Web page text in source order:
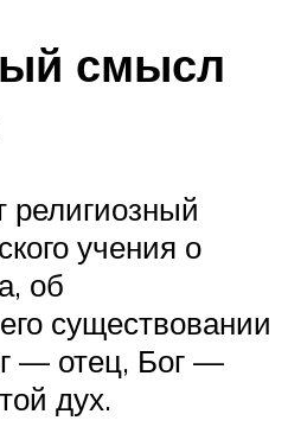
смысл
религиозный
учения о
об
существовании
— отец, Бог —
дух.